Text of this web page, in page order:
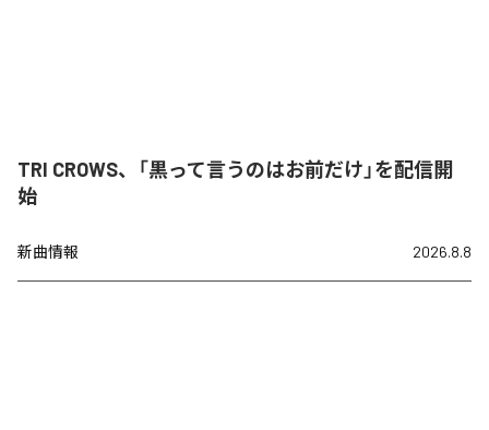
TRI CROWS、「黒って言うのはお前だけ」を配信開
始
新曲情報 2026.8.8